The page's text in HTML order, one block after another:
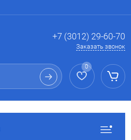
+7 (3012) 29-60-70
Заказать звонок
0